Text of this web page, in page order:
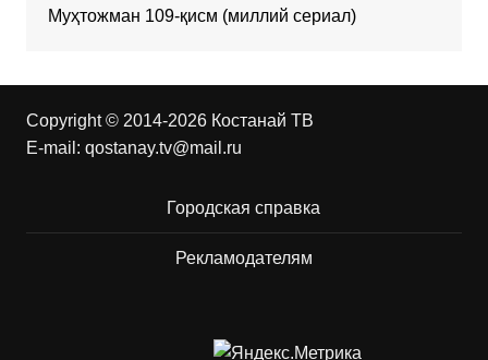
Муҳтожман 109-қисм (миллий сериал)
Copyright © 2014-2026 Костанай ТВ
E-mail: qostanay.tv@mail.ru
Городская справка
Рекламодателям